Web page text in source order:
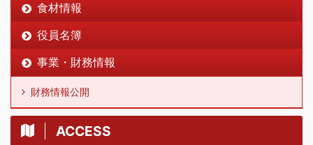
食材情報
役員名簿
事業・財務情報
財務情報公開
ACCESS